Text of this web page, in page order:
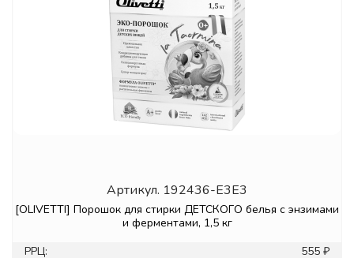
Артикул. 192436-E3E3
[OLIVETTI] Порошок для стирки ДЕТСКОГО белья с энзимами
и ферментами, 1,5 кг
РРЦ:
555 ₽